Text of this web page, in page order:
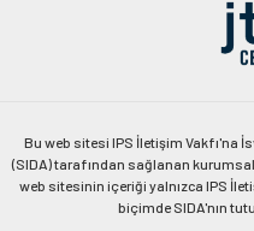
Bu web sitesi IPS İletişim Vakfı'na
(SIDA) tarafından sağlanan
web sitesinin içeriği yalnızca IPS
biçimde SIDA'nın